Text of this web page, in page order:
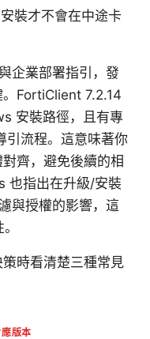
裝才不會在中途卡
企業部署指引，發
FortiClient 7.2.14
安裝路徑，且有專
引流程。這意味著你
齊，避免後續的相
也指出在升級/安裝
與授權的影響，這
時看清楚三種常見
版本